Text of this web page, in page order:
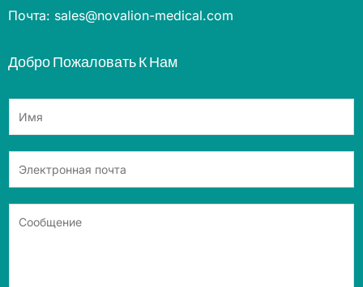
Почта: sales@novalion-medical.com
Добро Пожаловать К Нам